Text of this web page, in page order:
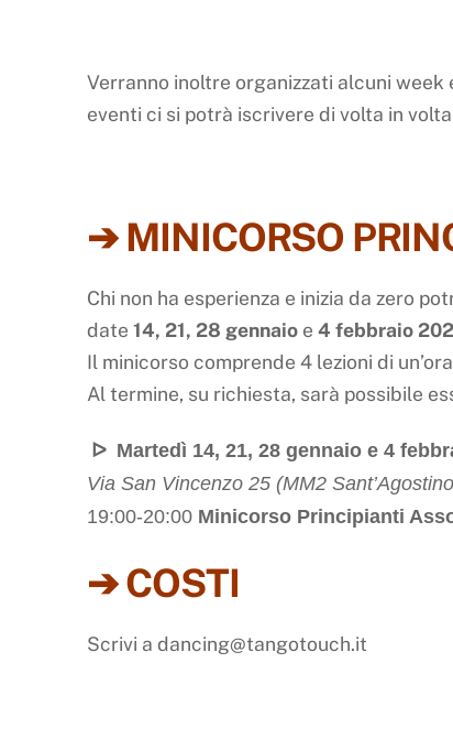
Verranno inoltre organizzati alcuni
eventi ci si potrà iscrivere di volta in
➔ MINICORSO
Chi non ha esperienza e inizia da zero
date14, 21, 28 gennaio e4 febbraio
Il minicorso comprende 4 lezioni di
Al termine, su richiesta, sarà possibile
ᐅ Martedì 14, 21, 28 gennaio e 4
Via San Vincenzo 25 (MM2
19:00-20:00 Minicorso Principianti
➔ COSTI
Scrivi a dancing@tangotouch.it